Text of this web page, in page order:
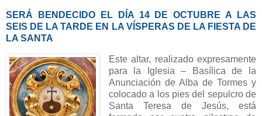
SERÁ BENDECIDO EL DÍA 14 DE OCTUBRE A LAS
SEIS DE LA TARDE EN LA VÍSPERAS DE LA FIESTA DE
LA SANTA
Este altar, realizado expresamente
para la Iglesia – Basílica de la
Anunciación de Alba de Tormes y
colocado a los pies del sepulcro de
Santa Teresa de Jesús, está